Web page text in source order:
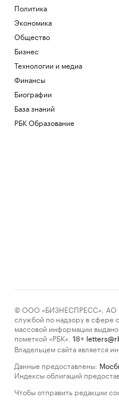
Политика
В Московской области
беспилотную опасность
Политика
Политика
Экономика
Общество
Бизнес
Технологии и медиа
Финансы
Биографии
База знаний
РБК Образование
© ООО «БИЗНЕСПРЕСС», АО
службой по надзору в сфере
массовой информации
пометкой «РБК».
18+
Владельцем сайта является
Данные предоставлены:
Индексы облигаций
Чтобы отправить редакции